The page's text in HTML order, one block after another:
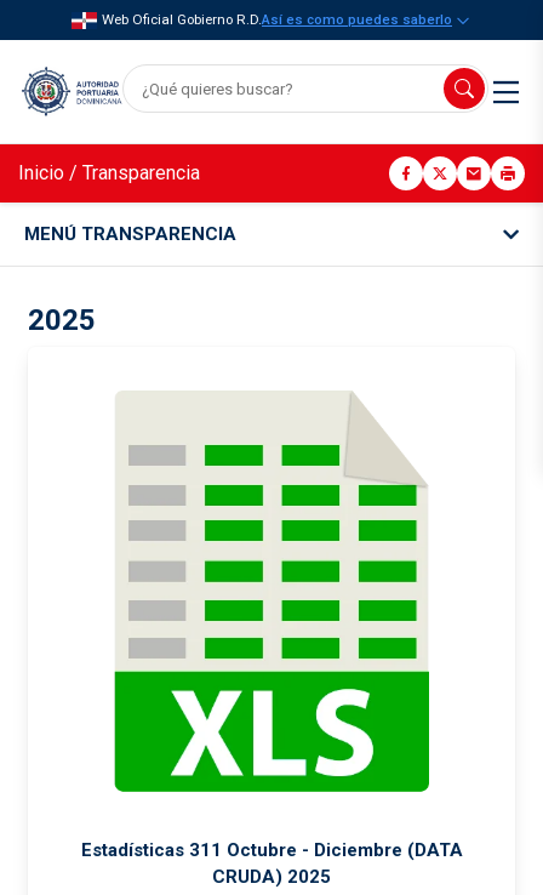
Web Oficial Gobierno R.D.Así es como puedes saberlo
Inicio / Transparencia
MENÚ TRANSPARENCIA
2025
Estadísticas 311 Octubre - Diciembre (DATA
CRUDA) 2025